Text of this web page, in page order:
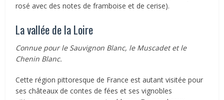
rosé avec des notes de framboise et de cerise).
La vallée de la Loire
Connue pour le Sauvignon Blanc, le Muscadet et le
Chenin Blanc.
Cette région pittoresque de France est autant visitée pour
ses châteaux de contes de fées et ses vignobles